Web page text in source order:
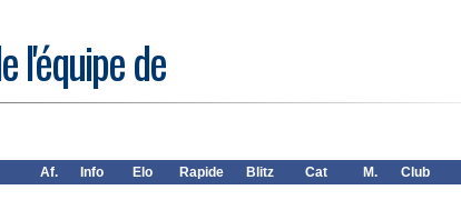
l'équipe de
Af. Info Elo Rapide Blitz Cat M. Club